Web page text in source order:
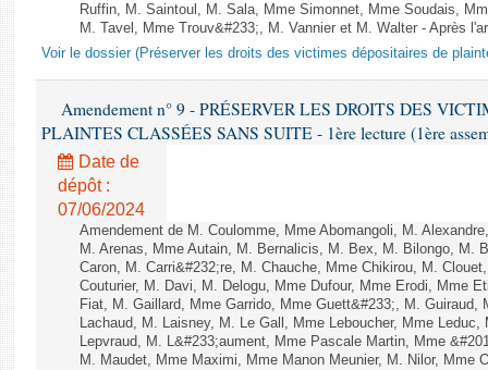
Ruffin, M. Saintoul, M. Sala, Mme Simonnet, Mme Soudais,
M. Tavel, Mme Trouv&#233;, M. Vannier et M. Walter - Après
Voir le dossier (Préserver les droits des victimes dépositaires de
Amendement n° 9 - PRÉSERVER LES DROITS DES
PLAINTES CLASSÉES SANS SUITE - 1ère lecture (1ère
Date de
dépôt :
07/06/2024
Amendement de M. Coulomme, Mme Abomangoli, M.
M. Arenas, Mme Autain, M. Bernalicis, M. Bex, M. Bilongo, M.
Caron, M. Carri&#232;re, M. Chauche, Mme Chikirou, M.
Couturier, M. Davi, M. Delogu, Mme Dufour, Mme Erodi, Mme
Fiat, M. Gaillard, Mme Garrido, Mme Guett&#233;, M.
Lachaud, M. Laisney, M. Le Gall, Mme Leboucher, Mme
Lepvraud, M. L&#233;aument, Mme Pascale Martin, Mme
M. Maudet, Mme Maximi, Mme Manon Meunier, M. Nilor, Mme